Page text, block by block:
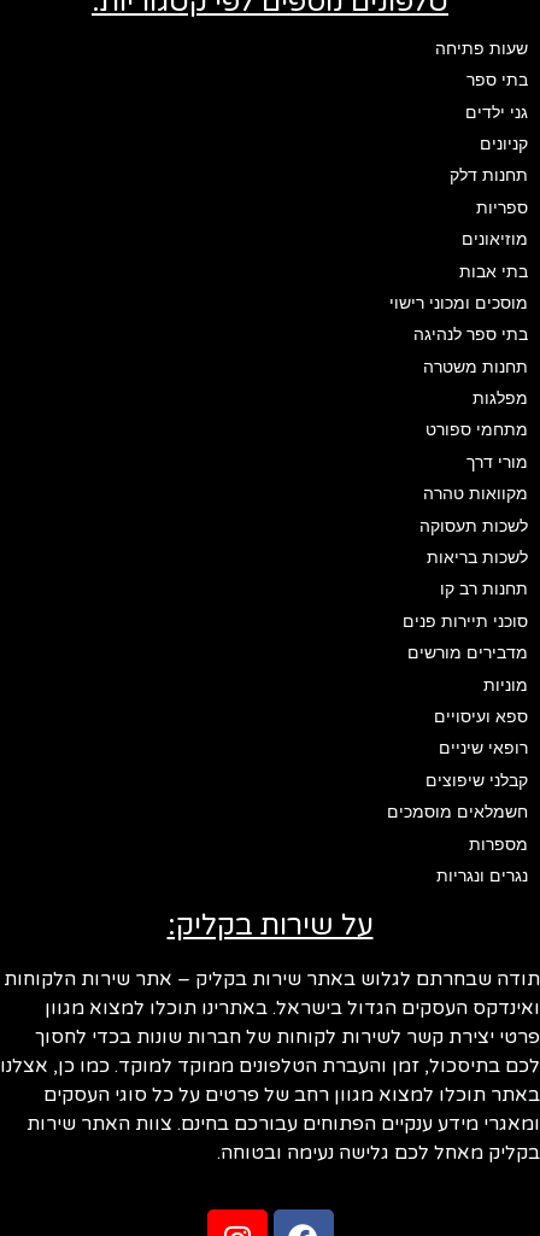
שעות פתיחה
בתי ספר
גני ילדים
קניונים
תחנות דלק
ספריות
מוזיאונים
בתי אבות
מוסכים ומכוני רישוי
בתי ספר לנהיגה
תחנות משטרה
מפלגות
מתחמי ספורט
מורי דרך
מקוואות טהרה
לשכות תעסוקה
לשכות בריאות
תחנות רב קו
סוכני תיירות פנים
מדבירים מורשים
מוניות
ספא ועיסויים
רופאי שיניים
קבלני שיפוצים
חשמלאים מוסמכים
מספרות
נגרים ונגריות
על שירות בקליק:
שבחרתם לגלוש באתר שירות בקליק – אתר שירות הלקוחות
העסקים הגדול בישראל. באתרינו תוכלו למצוא מגוון
יצירת קשר לשירות לקוחות של חברות שונות בכדי לחסוך
בתיסכול, זמן והעברת הטלפונים ממוקד למוקד. כמו כן, אצלנו
תוכלו למצוא מגוון רחב של פרטים על כל סוגי העסקים
מידע ענקיים הפתוחים עבורכם בחינם. צוות האתר שירות
מאחל לכם גלישה נעימה ובטוחה.